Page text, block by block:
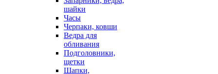
шайки
Часы
Черпаки, ковши
Ведра для
обливания
Подголовники,
щетки
Шапки,